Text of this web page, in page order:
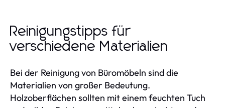
Reinigungstipps für
verschiedene Materialien
Bei der Reinigung von Büromöbeln sind die
Materialien von großer Bedeutung.
Holzoberflächen sollten mit einem feuchten Tuch